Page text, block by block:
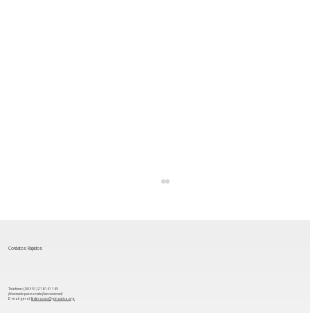
Contatos Rápidos
Telefone: (00 351) 218 141 145
(chamada para a rede fixa nacional)
​E-mail geral:federacao@ginastica.org